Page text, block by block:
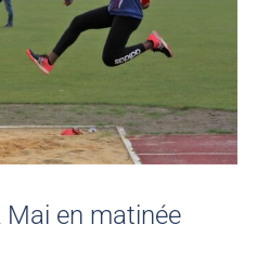
en matinée